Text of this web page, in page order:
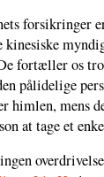
forsikringer
kinesiske
fortæller os
pålidelige
himlen, mens
at tage et